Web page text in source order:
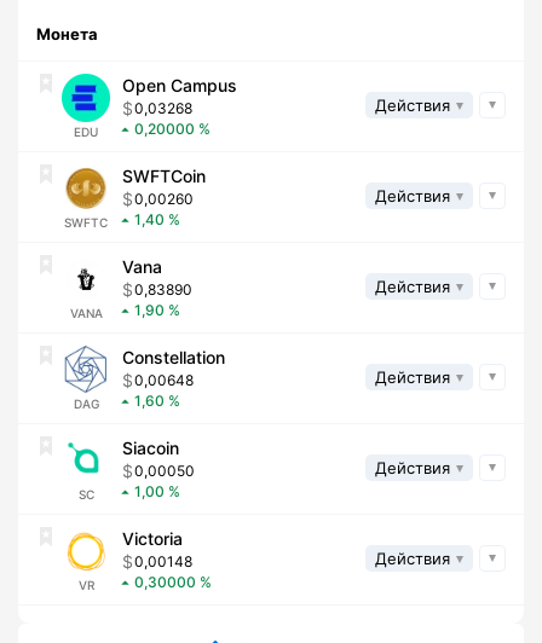
Монета
EDU
Open Campus
0,03268
0,20000
Действия
SWFTC
SWFTCoin
0,00260
1,40
Действия
VANA
Vana
0,83890
1,90
Действия
DAG
Constellation
0,00648
1,60
Действия
SC
Siacoin
0,00050
1,00
Действия
VR
Victoria
0,00148
0,30000
Действия